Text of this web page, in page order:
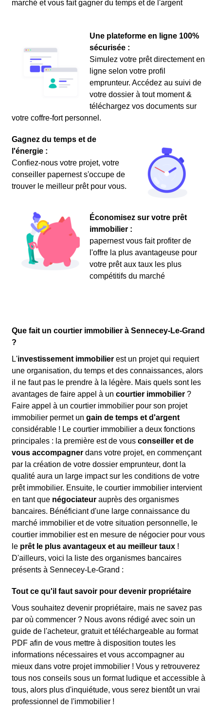
marché et vous fait gagner du temps et de l'argent
Une plateforme en ligne 100%
sécurisée :
Simulez votre prêt directement en
ligne selon votre profil
emprunteur. Accédez au suivi de
votre dossier à tout moment &
téléchargez vos documents sur
votre coffre-fort personnel.
Gagnez du temps et de
l'énergie :
Confiez-nous votre projet, votre
conseiller papernest s'occupe de
trouver le meilleur prêt pour vous.
Économisez sur votre prêt
immobilier :
papernest vous fait profiter de
l'offre la plus avantageuse pour
votre prêt aux taux les plus
compétitifs du marché
Que fait un courtier immobilier à Sennecey-Le-Grand
?
L'investissement immobilier est un projet qui requiert
une organisation, du temps et des connaissances, alors
il ne faut pas le prendre à la légère. Mais quels sont les
avantages de faire appel à un courtier immobilier ?
Faire appel à un courtier immobilier pour son projet
immobilier permet un gain de temps et d'argent
considérable ! Le courtier immobilier a deux fonctions
principales : la première est de vous conseiller et de
vous accompagner dans votre projet, en commençant
par la création de votre dossier emprunteur, dont la
qualité aura un large impact sur les conditions de votre
prêt immobilier. Ensuite, le courtier immobilier intervient
en tant que négociateur auprès des organismes
bancaires. Bénéficiant d'une large connaissance du
marché immobilier et de votre situation personnelle, le
courtier immobilier est en mesure de négocier pour vous
le prêt le plus avantageux et au meilleur taux !
D'ailleurs, voici la liste des organismes bancaires
présents à Sennecey-Le-Grand :
Tout ce qu'il faut savoir pour devenir propriétaire
Vous souhaitez devenir propriétaire, mais ne savez pas
par où commencer ? Nous avons rédigé avec soin un
guide de l'acheteur, gratuit et téléchargeable au format
PDF afin de vous mettre à disposition toutes les
informations nécessaires et vous accompagner au
mieux dans votre projet immobilier ! Vous y retrouverez
tous nos conseils sous un format ludique et accessible à
tous, alors plus d'inquiétude, vous serez bientôt un vrai
professionnel de l'immobilier !